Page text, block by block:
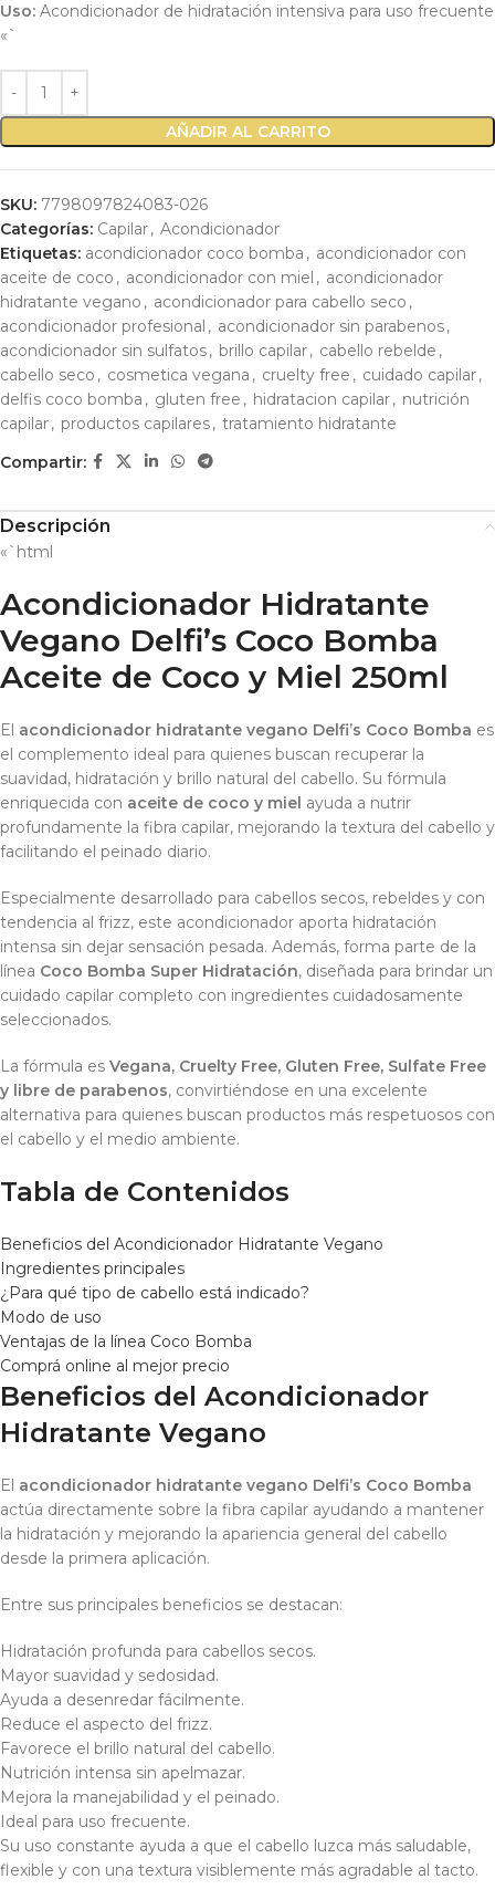
Uso: Acondicionador de hidratación intensiva para uso frecuente
«`
AÑADIR AL CARRITO
SKU: 7798097824083-026
Categorías: Capilar, Acondicionador
Etiquetas: acondicionador coco bomba , acondicionador con
aceite de coco , acondicionador con miel , acondicionador
hidratante vegano , acondicionador para cabello seco ,
acondicionador profesional , acondicionador sin parabenos,
acondicionador sin sulfatos, brillo capilar, cabello rebelde ,
cabello seco , cosmetica vegana , cruelty free , cuidado capilar,
delfis coco bomba , gluten free , hidratacion capilar, nutrición
capilar, productos capilares, tratamiento hidratante
Compartir:
Descripción
«`html
Acondicionador Hidratante
Vegano Delfi’s Coco Bomba
Aceite de Coco y Miel 250ml
El acondicionador hidratante vegano Delfi’s Coco Bomba es
el complemento ideal para quienes buscan recuperar la
suavidad, hidratación y brillo natural del cabello. Su fórmula
enriquecida con aceite de coco y miel ayuda a nutrir
profundamente la fibra capilar, mejorando la textura del cabello y
facilitando el peinado diario.
Especialmente desarrollado para cabellos secos, rebeldes y con
tendencia al frizz, este acondicionador aporta hidratación
intensa sin dejar sensación pesada. Además, forma parte de la
línea Coco Bomba Super Hidratación, diseñada para brindar un
cuidado capilar completo con ingredientes cuidadosamente
seleccionados.
La fórmula es Vegana, Cruelty Free, Gluten Free, Sulfate Free
y libre de parabenos, convirtiéndose en una excelente
alternativa para quienes buscan productos más respetuosos con
el cabello y el medio ambiente.
Tabla de Contenidos
Beneficios del Acondicionador Hidratante Vegano
Ingredientes principales
¿Para qué tipo de cabello está indicado?
Modo de uso
Ventajas de la línea Coco Bomba
Comprá online al mejor precio
Beneficios del Acondicionador
Hidratante Vegano
El acondicionador hidratante vegano Delfi’s Coco Bomba
actúa directamente sobre la fibra capilar ayudando a mantener
la hidratación y mejorando la apariencia general del cabello
desde la primera aplicación.
Entre sus principales beneficios se destacan:
Hidratación profunda para cabellos secos.
Mayor suavidad y sedosidad.
Ayuda a desenredar fácilmente.
Reduce el aspecto del frizz.
Favorece el brillo natural del cabello.
Nutrición intensa sin apelmazar.
Mejora la manejabilidad y el peinado.
Ideal para uso frecuente.
Su uso constante ayuda a que el cabello luzca más saludable,
flexible y con una textura visiblemente más agradable al tacto.